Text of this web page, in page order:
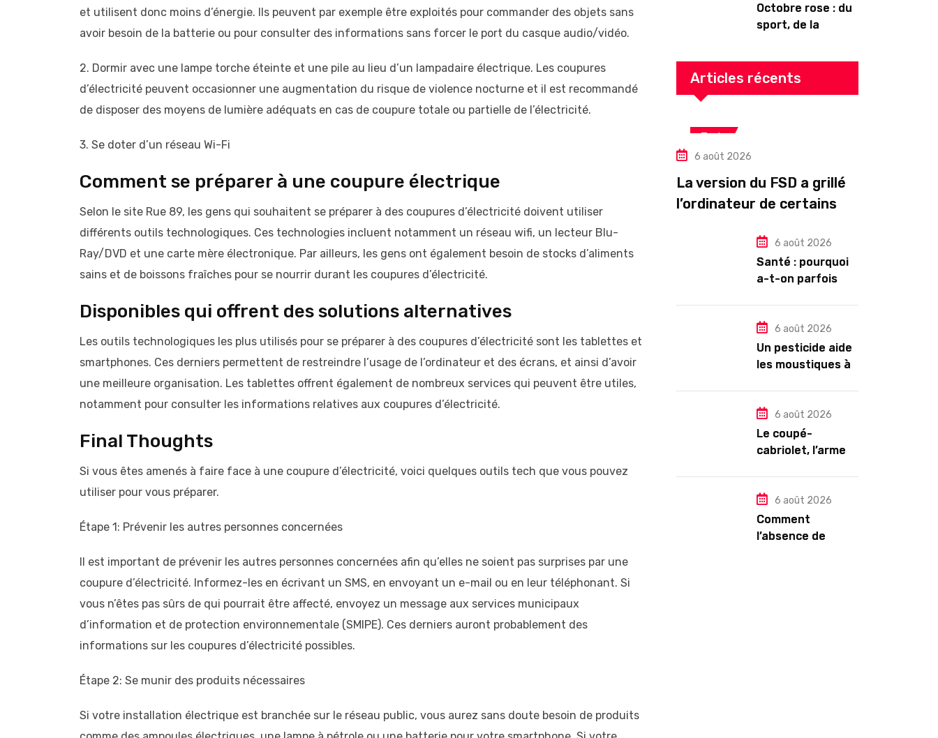
et utilisent donc moins d’énergie. Ils peuvent par exemple être exploités pour commander des objets sans
avoir besoin de la batterie ou pour consulter des informations sans forcer le port du casque audio/vidéo.
2. Dormir avec une lampe torche éteinte et une pile au lieu d’un lampadaire électrique. Les coupures
d’électricité peuvent occasionner une augmentation du risque de violence nocturne et il est recommandé
de disposer des moyens de lumière adéquats en cas de coupure totale ou partielle de l’électricité.
3. Se doter d’un réseau Wi-Fi
Comment se préparer à une coupure électrique
Selon le site Rue 89, les gens qui souhaitent se préparer à des coupures d’électricité doivent utiliser
différents outils technologiques. Ces technologies incluent notamment un réseau wifi, un lecteur Blu-
Ray/DVD et une carte mère électronique. Par ailleurs, les gens ont également besoin de stocks d’aliments
sains et de boissons fraîches pour se nourrir durant les coupures d’électricité.
Disponibles qui offrent des solutions alternatives
Les outils technologiques les plus utilisés pour se préparer à des coupures d’électricité sont les tablettes et
smartphones. Ces derniers permettent de restreindre l’usage de l’ordinateur et des écrans, et ainsi d’avoir
une meilleure organisation. Les tablettes offrent également de nombreux services qui peuvent être utiles,
notamment pour consulter les informations relatives aux coupures d’électricité.
Final Thoughts
Si vous êtes amenés à faire face à une coupure d’électricité, voici quelques outils tech que vous pouvez
utiliser pour vous préparer.
Étape 1: Prévenir les autres personnes concernées
Il est important de prévenir les autres personnes concernées afin qu’elles ne soient pas surprises par une
coupure d’électricité. Informez-les en écrivant un SMS, en envoyant un e-mail ou en leur téléphonant. Si
vous n’êtes pas sûrs de qui pourrait être affecté, envoyez un message aux services municipaux
d’information et de protection environnementale (SMIPE). Ces derniers auront probablement des
informations sur les coupures d’électricité possibles.
Étape 2: Se munir des produits nécessaires
Si votre installation électrique est branchée sur le réseau public, vous aurez sans doute besoin de produits
Octobre rose : du
sport, de la
programme riche
Articles récents
Tech
6 août 2026
La version du FSD a grillé
l’ordinateur de certains
6 août 2026
Santé : pourquoi
a-t-on parfois
dormant ?
6 août 2026
Un pesticide aide
les moustiques à
6 août 2026
Le coupé-
cabriolet, l’arme
CC TCE 180 ou VW
Eos TSI 210 ?
6 août 2026
Comment
l’absence de